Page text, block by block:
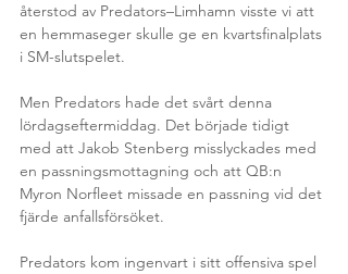
återstod av Predators–Limhamn visste vi att
en hemmaseger skulle ge en kvartsfinalplats
i SM-slutspelet.
Men Predators hade det svårt denna
lördagseftermiddag. Det började tidigt
med att Jakob Stenberg misslyckades med
en passningsmottagning och att QB:n
Myron Norfleet missade en passning vid det
fjärde anfallsförsöket.
Predators kom ingenvart i sitt offensiva spel